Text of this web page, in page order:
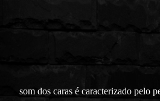
som dos caras é caracterizado pelo